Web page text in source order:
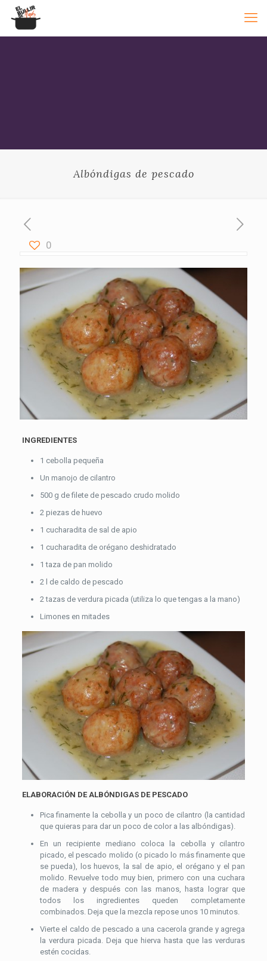
Albóndigas de pescado
0
INGREDIENTES
1 cebolla pequeña
Un manojo de cilantro
500 g de filete de pescado crudo molido
2 piezas de huevo
1 cucharadita de sal de apio
1 cucharadita de orégano deshidratado
1 taza de pan molido
2 l de caldo de pescado
2 tazas de verdura picada (utiliza lo que tengas a la mano)
Limones en mitades
ELABORACIÓN DE ALBÓNDIGAS DE PESCADO
Pica finamente la cebolla y un poco de cilantro (la cantidad
que quieras para dar un poco de color a las albóndigas).
En un recipiente mediano coloca la cebolla y cilantro
picado, el pescado molido (o picado lo más finamente que
se pueda), los huevos, la sal de apio, el orégano y el pan
molido. Revuelve todo muy bien, primero con una cuchara
de madera y después con las manos, hasta lograr que
todos los ingredientes queden completamente
combinados. Deja que la mezcla repose unos 10 minutos.
Vierte el caldo de pescado a una cacerola grande y agrega
la verdura picada. Deja que hierva hasta que las verduras
estén cocidas.